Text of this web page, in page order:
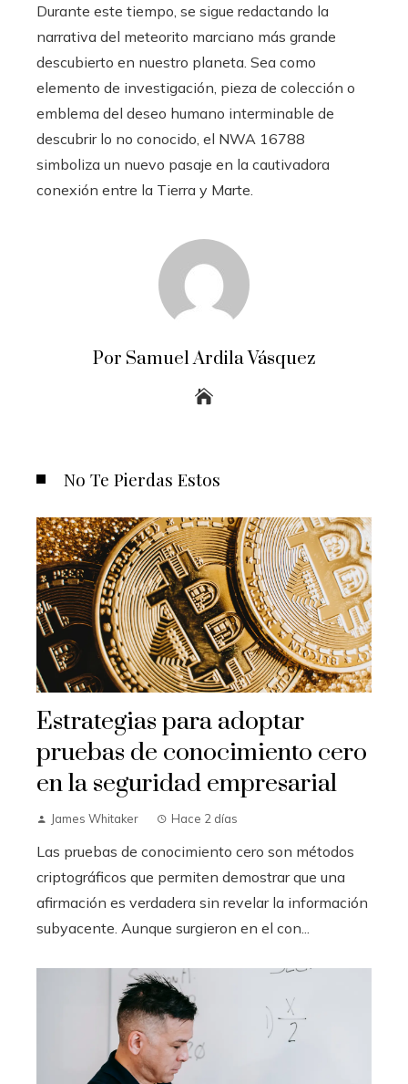
Durante este tiempo, se sigue redactando la
narrativa del meteorito marciano más grande
descubierto en nuestro planeta. Sea como
elemento de investigación, pieza de colección o
emblema del deseo humano interminable de
descubrir lo no conocido, el NWA 16788
simboliza un nuevo pasaje en la cautivadora
conexión entre la Tierra y Marte.
Por Samuel Ardila Vásquez
No Te Pierdas Estos
Estrategias para adoptar
pruebas de conocimiento cero
en la seguridad empresarial
James Whitaker Hace 2 días
Las pruebas de conocimiento cero son métodos
criptográficos que permiten demostrar que una
afirmación es verdadera sin revelar la información
subyacente. Aunque surgieron en el con...